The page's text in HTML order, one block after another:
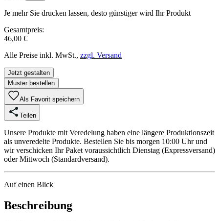
Je mehr Sie drucken lassen, desto günstiger wird Ihr Produkt
Gesamtpreis:
46,00 €
Alle Preise inkl. MwSt., zzgl. Versand
Jetzt gestalten
Muster bestellen
Als Favorit speichern
Teilen
Unsere Produkte mit Veredelung haben eine längere Produktionszeit
als unveredelte Produkte. Bestellen Sie bis morgen 10:00 Uhr und
wir verschicken Ihr Paket voraussichtlich Dienstag (Expressversand)
oder Mittwoch (Standardversand).
Auf einen Blick
Beschreibung